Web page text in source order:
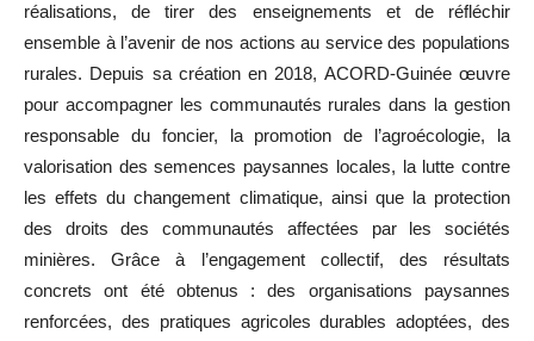
réalisations, de tirer des enseignements et de réfléchir
ensemble à l’avenir de nos actions au service des populations
rurales. Depuis sa création en 2018, ACORD-Guinée œuvre
pour accompagner les communautés rurales dans la gestion
responsable du foncier, la promotion de l’agroécologie, la
valorisation des semences paysannes locales, la lutte contre
les effets du changement climatique, ainsi que la protection
des droits des communautés affectées par les sociétés
minières. Grâce à l’engagement collectif, des résultats
concrets ont été obtenus : des organisations paysannes
renforcées, des pratiques agricoles durables adoptées, des